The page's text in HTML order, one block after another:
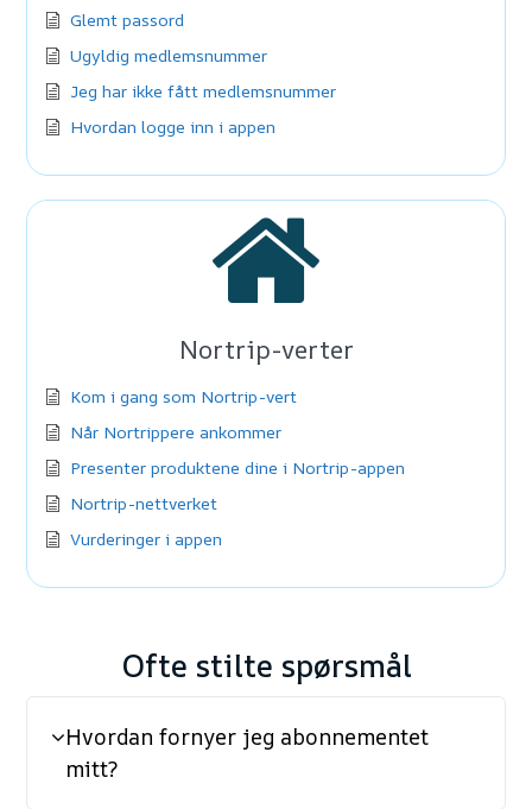
Glemt passord
Ugyldig medlemsnummer
Jeg har ikke fått medlemsnummer
Hvordan logge inn i appen
Nortrip-verter
Kom i gang som Nortrip-vert
Når Nortrippere ankommer
Presenter produktene dine i Nortrip-appen
Nortrip-nettverket
Vurderinger i appen
Ofte stilte spørsmål
Hvordan fornyer jeg abonnementet
mitt?